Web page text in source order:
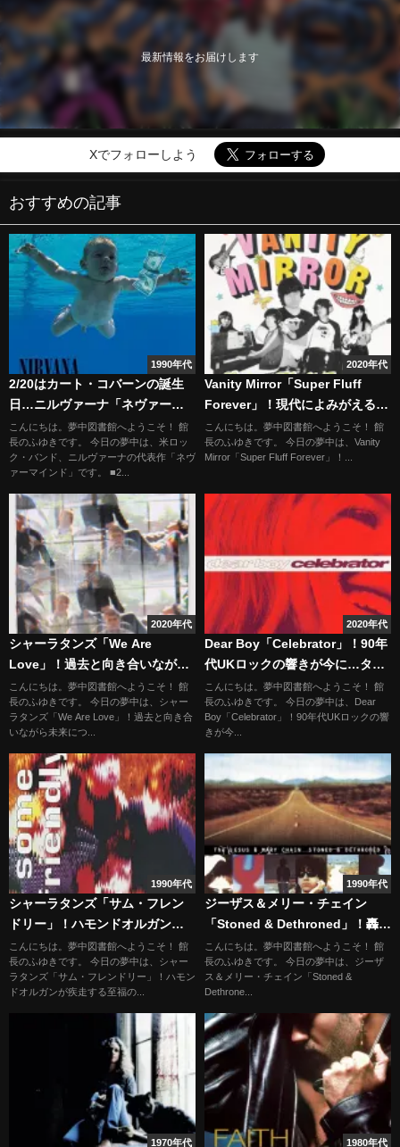
最新情報をお届けします
Xでフォローしよう
おすすめの記事
1990年代
2/20はカート・コバーンの誕生
日…ニルヴァーナ「ネヴァーマ
インド」
こんにちは。夢中図書館へようこそ！ 館
長のふゆきです。 今日の夢中は、米ロッ
ク・バンド、ニルヴァーナの代表作「ネヴ
ァーマインド」です。 ■2...
2020年代
Vanity Mirror「Super Fluff
Forever」！現代によみがえる60
年代の夢…極上のレトロポップ
こんにちは。夢中図書館へようこそ！ 館
長のふゆきです。 今日の夢中は、Vanity
Mirror「Super Fluff Forever」！...
2020年代
シャーラタンズ「We Are
Love」！過去と向き合いながら
未来につなぐ愛のサウンド
こんにちは。夢中図書館へようこそ！ 館
長のふゆきです。 今日の夢中は、シャー
ラタンズ「We Are Love」！過去と向き合
いながら未来につ...
2020年代
Dear Boy「Celebrator」！90年
代UKロックの響きが今に…タイ
ムレスな輝きを放つ青春サウン
ド
こんにちは。夢中図書館へようこそ！ 館
長のふゆきです。 今日の夢中は、Dear
Boy「Celebrator」！90年代UKロックの響
きが今...
1990年代
シャーラタンズ「サム・フレン
ドリー」！ハモンドオルガンが
疾走する至福のグルーヴ
こんにちは。夢中図書館へようこそ！ 館
長のふゆきです。 今日の夢中は、シャー
ラタンズ「サム・フレンドリー」！ハモン
ドオルガンが疾走する至福の...
1990年代
ジーザス＆メリー・チェイン
「Stoned & Dethroned」！轟音
の先に辿り着いたアコースティ
ックなメロディ
こんにちは。夢中図書館へようこそ！ 館
長のふゆきです。 今日の夢中は、ジーザ
ス＆メリー・チェイン「Stoned &
Dethrone...
1970年代 1980年代